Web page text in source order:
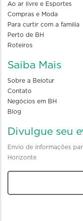
Ao ar livre e Esportes
Compras e Moda
Para curtir com a familia
Perto de BH
Roteiros
Saiba Mais
Sobre a Belotur
Contato
Negócios em BH
Blog
Divulgue seu
Envio de informações
Horizonte